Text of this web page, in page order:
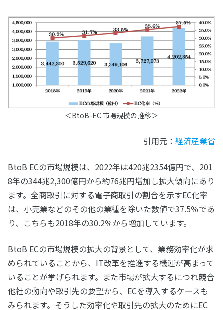
＜BtoB-EC 市場規模の推移＞
引用元： 経済産業省
BtoB ECの市場規模は、2022年は420兆2354億円で、201
8年の344兆2,300億円から約76兆円増加し拡大傾向にあり
ます。全商取引に対する電子商取引の割合を示すEC化率
は、小売業などのその他の業種を除いた数値で37.5％であ
り、こちらも2018年の30.2％から増加しています。
BtoB ECの市場規模の拡大の背景として、業務効率化が求
められていることから、IT改革を推進する機運が高まって
いることが挙げられます。また市場が拡大するにつれ競合
他社の動向や取引先の要望から、ECを導入するケースも
みられます。そうした効率化や取引先の拡大のためにEC